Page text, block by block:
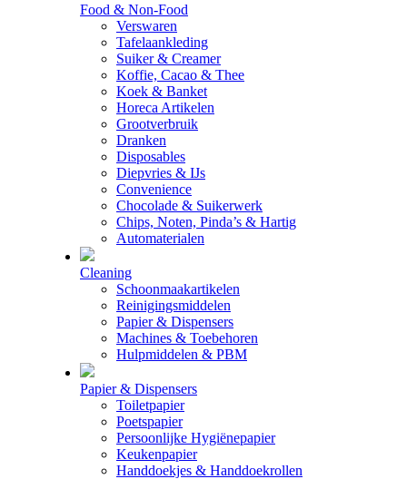
Food & Non-Food
Verswaren
Tafelaankleding
Suiker & Creamer
Koffie, Cacao & Thee
Koek & Banket
Horeca Artikelen
Grootverbruik
Dranken
Disposables
Diepvries & IJs
Convenience
Chocolade & Suikerwerk
Chips, Noten, Pinda’s & Hartig
Automaterialen
Cleaning
Schoonmaakartikelen
Reinigingsmiddelen
Papier & Dispensers
Machines & Toebehoren
Hulpmiddelen & PBM
Papier & Dispensers
Toiletpapier
Poetspapier
Persoonlijke Hygiënepapier
Keukenpapier
Handdoekjes & Handdoekrollen